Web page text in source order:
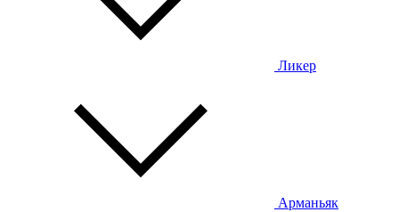
Ликер
Арманьяк